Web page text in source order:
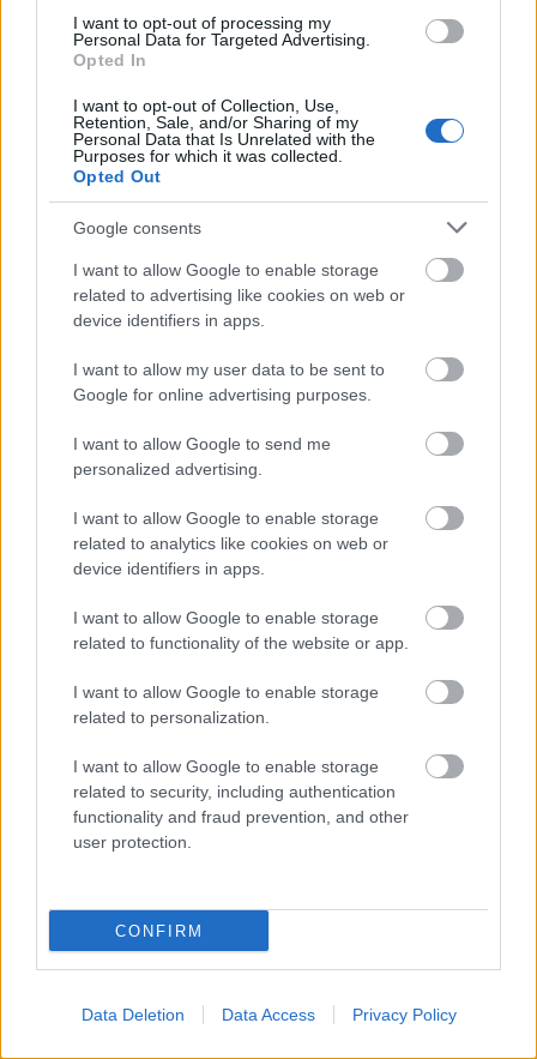
I want to opt-out of processing my
Personal Data for Targeted Advertising.
Opted In
I want to opt-out of Collection, Use,
Retention, Sale, and/or Sharing of my
Personal Data that Is Unrelated with the
Purposes for which it was collected.
Opted Out
Google consents
I want to allow Google to enable storage
related to advertising like cookies on web or
device identifiers in apps.
I want to allow my user data to be sent to
Google for online advertising purposes.
I want to allow Google to send me
personalized advertising.
I want to allow Google to enable storage
related to analytics like cookies on web or
device identifiers in apps.
I want to allow Google to enable storage
related to functionality of the website or app.
I want to allow Google to enable storage
related to personalization.
I want to allow Google to enable storage
related to security, including authentication
functionality and fraud prevention, and other
user protection.
CONFIRM
Data Deletion Data Access Privacy Policy
EPMK, a Mabon Dawud Republic, a Shaibo, a Papaver
Cousins, a Keresztkérdés, az Azur, a Telma Lincoln &
Minimyst, a Sin Seekas, a Beans, a SONYA, az I am Soyuz, az
és Bajnai Zsolttól vették át az elismerő okleveleket.
tehetséggondozásra, az utánpótlás-nevelésre, mert
élőzenei kultúra csak folyamatosan megújuló közegben
alakulhat ki. Ezért az induló előadók támogatására külön
elején álló fiatal zenekarok indulhatnak kép- és
hangfelvételek (főleg videóklip és nagylemez)
elkészítésének támogatásáért, valamint pályáralépést
támogató kommunikáció megvalósításáért. A támogatás
összege maximum kétmillió forint. A támogatottakat
tapasztalt mentorok segítik. Ezen kívül a
Hangfoglaló Program fellépési lehetőséget biztosít számukra
a nagyobb nyári fesztiválokon. Most a 2017/2018-as évad
nyerteseit mutatjuk be!
tovább
Privát és közös zenetörténet
2017. 12. 21.|Kultúrpart
Megismerni minden akkordmenet, dobszóló, orgonafutam, s
minden egyes dalszöveg háttérsztoriját!
tovább
Idei Hangfoglalók 3
2017. 12. 18.|Kultúrpart
tehetséggondozásra, az utánpótlás-nevelésre, mert